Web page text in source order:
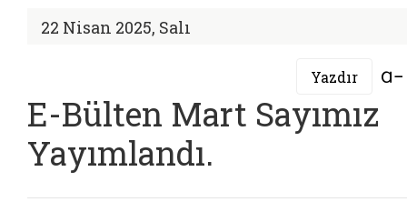
22 Nisan 2025, Salı
Yazdır
E-Bülten Mart Sayımız
Yayımlandı.